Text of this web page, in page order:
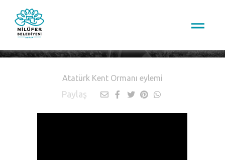
Atatürk Kent Ormanı eylemi
Paylaş